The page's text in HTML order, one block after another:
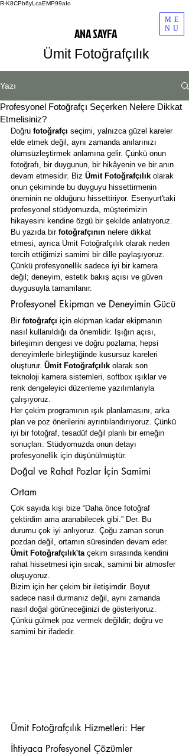
R-K8CPb6yLcaEMP99aIo
ME
NU
Ümit Fotoğrafçılık
ANA SAYFA
Yazı
Profesyonel Fotoğrafçı Seçerken Nelere Dikkat
Etmelisiniz?
Doğru fotoğrafçı seçimi, yalnızca güzel kareler
elde etmek değil, aynı zamanda anılarınızı
ölümsüzleştirmek anlamına gelir. Çünkü onun
fotoğrafı, bir duygunun, bir hikâyenin ve bir anın
devam etmesidir. Biz Ümit Fotoğrafçılık olarak
onun çekiminde bu duyguyu hissettirmenin
öneminin ne olduğunu hissettiriyor. Esenyurt'taki
profesyonel stüdyomuzda, müşterimizin
hikayesini kendine özgü bir şekilde anlatıyoruz.
Bu yazıda bir fotoğrafçının nelere dikkat
etmesi, ayrıca Ümit Fotoğrafçılık olarak neden
tercih ettiğimizi samimi bir dille paylaşıyoruz.
Çünkü profesyonellik sadece iyi bir kamera
değil; deneyim, estetik bakış açısı ve güven
duygusuyla tamamlanır.
Profesyonel Ekipman ve Deneyimin Gücü
Bir fotoğrafçı için ekipman kadar ekipmanın
nasıl kullanıldığı da önemlidir. Işığın açısı,
birleşimin dengesi ve doğru pozlama; hepsi
deneyimlerle birleştiğinde kusursuz kareleri
oluşturur. Ümit Fotoğrafçılık olarak son
teknoloji kamera sistemleri, softbox ışıklar ve
renk dengeleyici düzenleme yazılımlarıyla
çalışıyoruz.
Her çekim programının ışık planlamasını, arka
plan ve poz önerilerini ayrıntılandırıyoruz. Çünkü
iyi bir fotoğraf, tesadüf değil planlı bir emeğin
sonuçları. Stüdyomuzda onun detayı
profesyonellik için düşünülmüştür.
Doğal ve Rahat Pozlar İçin Samimi
Ortam
Çok sayıda kişi bize “Daha önce fotoğraf
çektirdim ama aranabilecek gibi.” Der. Bu
durumu çok iyi anlıyoruz. Çoğu zaman sorun
pozdan değil, ortamın süresinden devam eder.
Ümit Fotoğrafçılık'ta çekim sırasında kendini
rahat hissetmesi için sıcak, samimi bir atmosfer
oluşuyoruz.
Bizim için her çekim bir iletişimdir. Boyut
sadece nasıl durmanız değil, aynı zamanda
nasıl doğal görüneceğinizi de gösteriyoruz.
Çünkü gülmek poz vermek değildir; doğru ve
samimi bir ifadedir.
Ümit Fotoğrafçılık Hizmetleri: Her
İhtiyaca Profesyonel Çözümler